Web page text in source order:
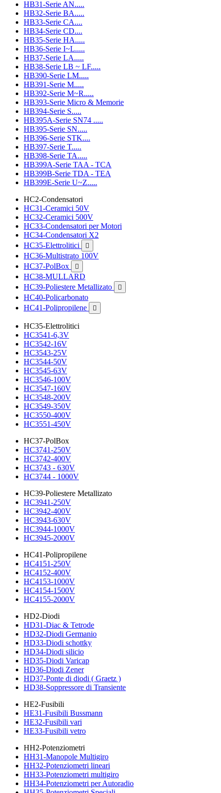
HB31-Serie AN.....
HB32-Serie BA.....
HB33-Serie CA....
HB34-Serie CD....
HB35-Serie HA.....
HB36-Serie I~L.....
HB37-Serie LA.....
HB38-Serie LB ~ LF.....
HB390-Serie LM.....
HB391-Serie M.....
HB392-Serie M~R.....
HB393-Serie Micro & Memorie
HB394-Serie S.....
HB395A-Serie SN74 .....
HB395-Serie SN.....
HB396-Serie STK....
HB397-Serie T.....
HB398-Serie TA.....
HB399A-Serie TAA - TCA
HB399B-Serie TDA - TEA
HB399E-Serie U~Z.....
HC2-Condensatori
HC31-Ceramici 50V
HC32-Ceramici 500V
HC33-Condensatori per Motori
HC34-Condensatori X2
HC35-Elettrolitici

HC36-Multistrato 100V
HC37-PolBox

HC38-MULLARD
HC39-Poliestere Metallizato

HC40-Policarbonato
HC41-Polipropilene

HC35-Elettrolitici
HC3541-6,3V
HC3542-16V
HC3543-25V
HC3544-50V
HC3545-63V
HC3546-100V
HC3547-160V
HC3548-200V
HC3549-350V
HC3550-400V
HC3551-450V
HC37-PolBox
HC3741-250V
HC3742-400V
HC3743 - 630V
HC3744 - 1000V
HC39-Poliestere Metallizato
HC3941-250V
HC3942-400V
HC3943-630V
HC3944-1000V
HC3945-2000V
HC41-Polipropilene
HC4151-250V
HC4152-400V
HC4153-1000V
HC4154-1500V
HC4155-2000V
HD2-Diodi
HD31-Diac & Tetrode
HD32-Diodi Germanio
HD33-Diodi schottky
HD34-Diodi silicio
HD35-Diodi Varicap
HD36-Diodi Zener
HD37-Ponte di diodi ( Graetz )
HD38-Soppressore di Transiente
HE2-Fusibili
HE31-Fusibili Bussmann
HE32-Fusibili vari
HE33-Fusibili vetro
HH2-Potenziometri
HH31-Manopole Multigiro
HH32-Potenziometri lineari
HH33-Potenziometri multigiro
HH34-Potenziometri per Autoradio